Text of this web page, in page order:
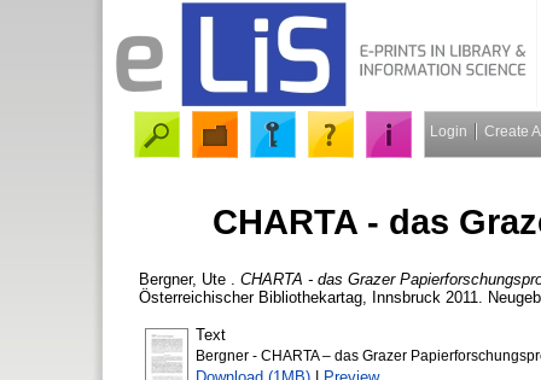
Login Create
CHARTA - das
Bergner, Ute
CHARTA - das Grazer
Österreichischer Bibliothekartag, Innsbruck 2011.
Text
Bergner - CHARTA – das Grazer